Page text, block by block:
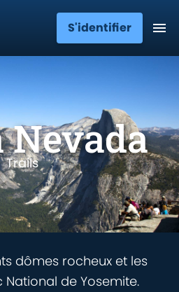
S'identifier
Nevada
Trails
dômes rocheux et les
de Yosemite.